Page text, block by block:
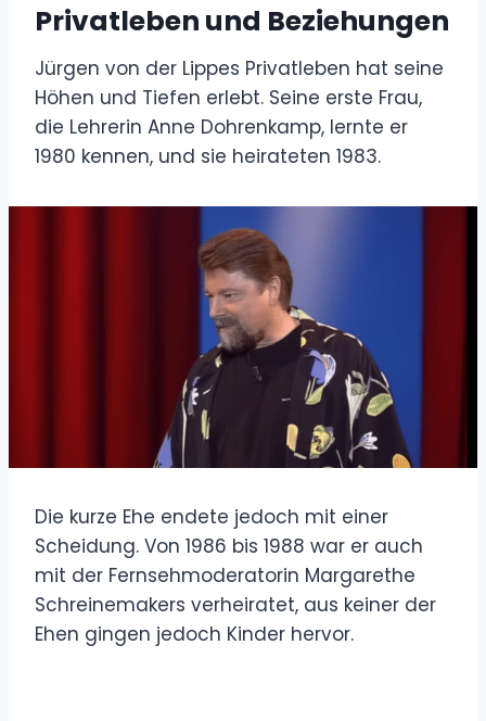
Privatleben und Beziehungen
Jürgen von der Lippes Privatleben hat seine
Höhen und Tiefen erlebt. Seine erste Frau,
die Lehrerin Anne Dohrenkamp, ​​lernte er
1980 kennen, und sie heirateten 1983.
Die kurze Ehe endete jedoch mit einer
Scheidung. Von 1986 bis 1988 war er auch
mit der Fernsehmoderatorin Margarethe
Schreinemakers verheiratet, aus keiner der
Ehen gingen jedoch Kinder hervor.